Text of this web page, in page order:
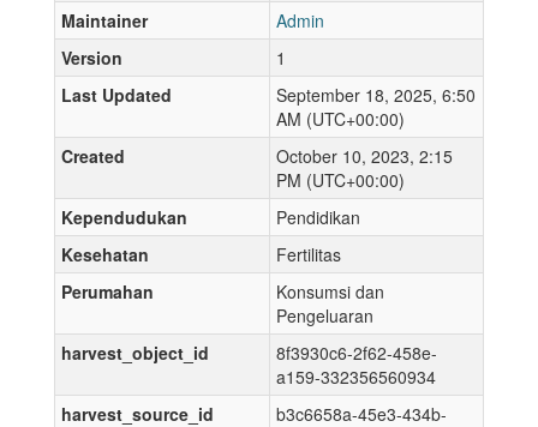
Maintainer
Admin
Version
1
Last Updated
September 18, 2025, 6:50
AM (UTC+00:00)
Created
October 10, 2023, 2:15
PM (UTC+00:00)
Kependudukan
Pendidikan
Kesehatan
Fertilitas
Perumahan
Konsumsi dan
Pengeluaran
harvest_object_id
8f3930c6-2f62-458e-
a159-332356560934
harvest_source_id
b3c6658a-45e3-434b-